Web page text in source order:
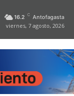
16.2 C Antofagasta
viernes, 7 agosto, 2026